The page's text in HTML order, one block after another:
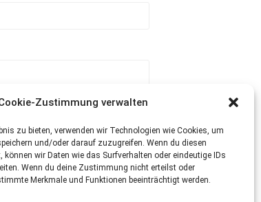
Zustimmung verwalten
zu bieten, verwenden wir Technologien wie Cookies, um
und/oder darauf zuzugreifen. Wenn du diesen
wir Daten wie das Surfverhalten oder eindeutige IDs
Wenn du deine Zustimmung nicht erteilst oder
Merkmale und Funktionen beeinträchtigt werden.